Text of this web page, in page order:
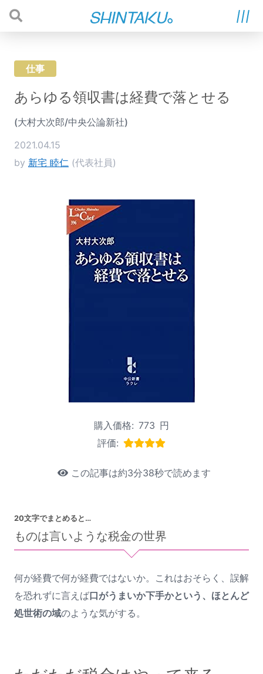
仕事
あらゆる領収書は経費で落とせる
(大村大次郎/中央公論新社)
2021.04.15
by 新宅 睦仁 (代表社員)
購入価格: 773 円
評価:
この記事は約3分38秒で読めます
20文字でまとめると…
ものは言いような税金の世界
何が経費で何が経費ではないか。これはおそらく、誤解
を恐れずに言えば口がうまいか下手かという、ほとんど
処世術の域のような気がする。